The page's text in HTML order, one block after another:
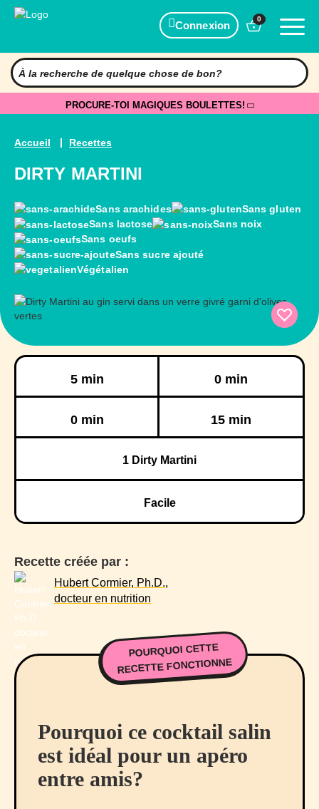
Connexion
0
PROCURE-TOI MAGIQUES BOULETTES!
Accueil Recettes
DIRTY MARTINI
Sans arachides
Sans gluten
Sans lactose
Sans noix
Sans oeufs
Sans sucre ajouté
Végétalien
5 min 0 min
0 min 15 min
1 Dirty Martini
Facile
Recette créée par :
Hubert Cormier, Ph.D.,
docteur en nutrition
POURQUOI CETTE
RECETTE FONCTIONNE
Pourquoi ce cocktail salin
est idéal pour un apéro
entre amis?